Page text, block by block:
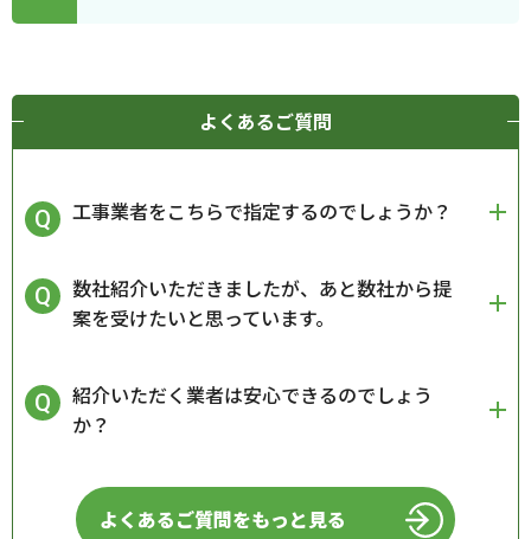
よくあるご質問
工事業者をこちらで指定するのでしょうか？
数社紹介いただきましたが、あと数社から提
案を受けたいと思っています。
紹介いただく業者は安心できるのでしょう
か？
よくあるご質問をもっと見る